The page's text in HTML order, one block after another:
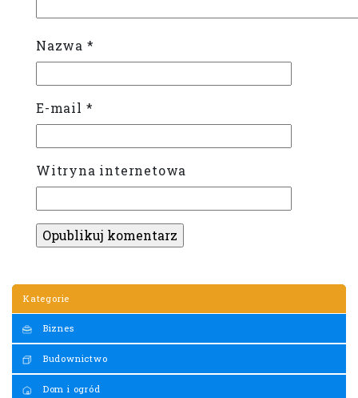
Kategorie
Biznes
Budownictwo
Dom i ogród
Nazwa *
E-mail *
Witryna internetowa